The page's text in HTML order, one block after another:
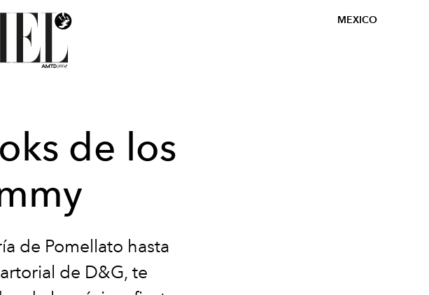
MEXICO
de los
de Pomellato hasta
de D&G, te